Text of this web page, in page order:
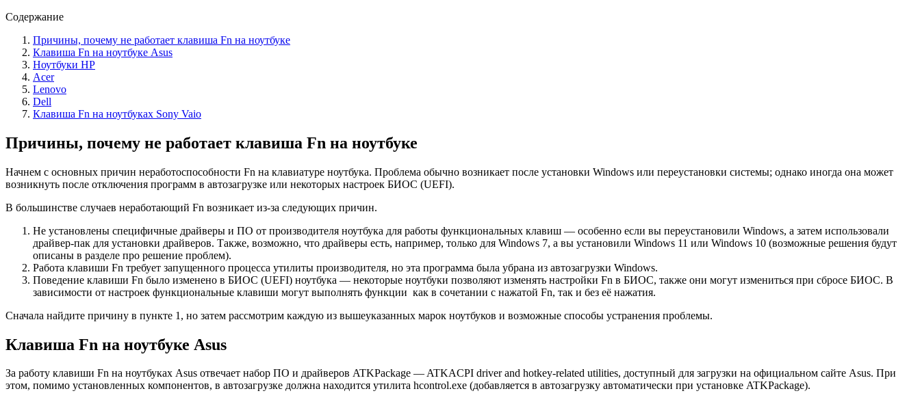
Содержание
Причины, почему не работает клавиша Fn на ноутбуке
Клавиша Fn на ноутбуке Asus
Ноутбуки HP
Acer
Lenovo
Dell
Клавиша Fn на ноутбуках Sony Vaio
Причины, почему не работает клавиша Fn на ноутбуке
Начнем с основных причин неработоспособности Fn на клавиатуре ноутбука. Проблема обычно возникает после установки Windows или переустановки системы; однако иногда она может
возникнуть после отключения программ в автозагрузке или некоторых настроек БИОC (UEFI).
В большинстве случаев неработающий Fn возникает из-за следующих причин.
Не установлены специфичные драйверы и ПО от производителя ноутбука для работы функциональных клавиш — особенно если вы переустановили Windows, а затем использовали
драйвер-пак для установки драйверов. Также, возможно, что драйверы есть, например, только для Windows 7, а вы установили Windows 11 или Windows 10 (возможные решения будут
описаны в разделе про решение проблем).
Работа клавиши Fn требует запущенного процесса утилиты производителя, но эта программа была убрана из автозагрузки Windows.
Поведение клавиши Fn было изменено в БИОС (UEFI) ноутбука — некоторые ноутбуки позволяют изменять настройки Fn в БИОС, также они могут измениться при сбросе БИОС. В
зависимости от настроек функциональные клавиши могут выполнять функции как в сочетании с нажатой Fn, так и без её нажатия.
Сначала найдите причину в пункте 1, но затем рассмотрим каждую из вышеуказанных марок ноутбуков и возможные способы устранения проблемы.
Клавиша Fn на ноутбуке Asus
За работу клавиши Fn на ноутбуках Asus отвечает набор ПО и драйверов ATKPackage — ATKACPI driver and hotkey-related utilities, доступный для загрузки на официальном сайте Asus. При
этом, помимо установленных компонентов, в автозагрузке должна находится утилита hcontrol.exe (добавляется в автозагрузку автоматически при установке ATKPackage).